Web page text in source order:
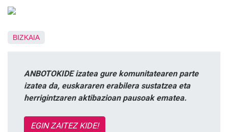
BIZKAIA
ANBOTOKIDE izatea gure komunitatearen parte
izatea da, euskararen erabilera sustatzea eta
herrigintzaren aktibazioan pausoak ematea.
EGIN ZAITEZ KIDE!